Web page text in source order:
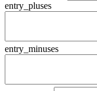
entry_pluses
entry_minuses